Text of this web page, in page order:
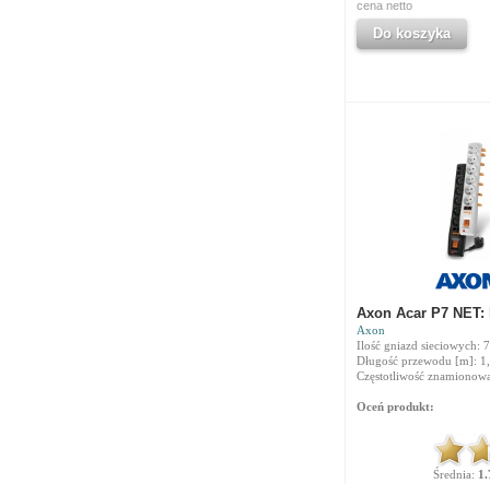
cena netto
Do koszyka
Axon Acar P7 NET:
Axon
Ilość gniazd sieciowych: 7
Długość przewodu [m]:
Częstotliwość
Oceń produkt:
Średnia: